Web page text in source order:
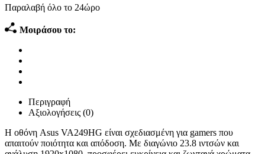
Παραλαβή όλο το 24ώρο
Μοιράσου το:
Περιγραφή
Αξιολογήσεις (0)
Η οθόνη Asus VA249HG είναι σχεδιασμένη για gamers που
απαιτούν ποιότητα και απόδοση. Με διαγώνιο 23.8 ιντσών και